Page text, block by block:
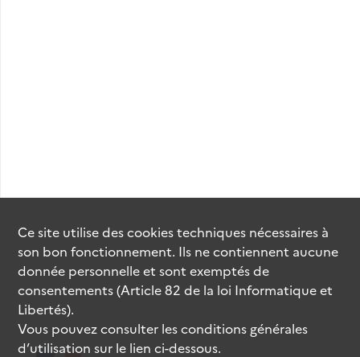
Ce site utilise descookiestechniques nécessaires à
son bon fonctionnement. Ils ne contiennent aucune
donnée personnelle et sont exemptés de
consentements (Article 82 de la loi Informatique et
Libertés).
Vous pouvez consulter les conditions générales
d’utilisation sur le lien ci-dessous.